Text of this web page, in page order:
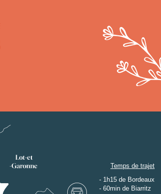
Temps de trajet
- 1h15 de Bordeaux
- 60min de Biarritz